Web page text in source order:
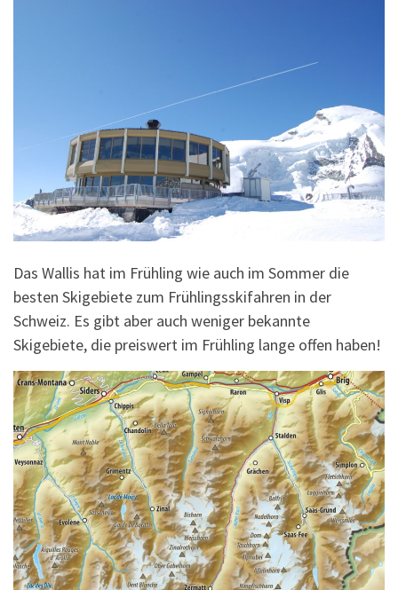
Das Wallis hat im Frühling wie auch im Sommer die
besten Skigebiete zum Frühlingsskifahren in der
Schweiz. Es gibt aber auch weniger bekannte
Skigebiete, die preiswert im Frühling lange offen haben!